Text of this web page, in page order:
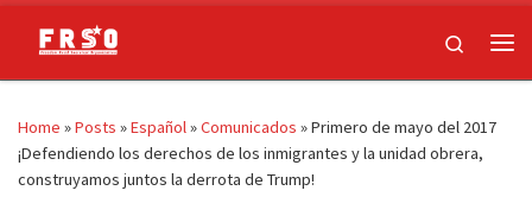
Skip to content
Search
Home »Posts »Español»Comunicados »Primero de mayo del 2017
¡Defendiendo los derechos de los inmigrantes y la unidad obrera,
construyamos juntos la derrota de Trump!